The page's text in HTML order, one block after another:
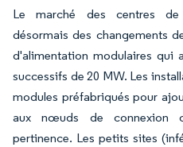
Le marché des centres de
désormais des changements
d'alimentation modulaires qui
successifs de 20 MW. Les
modules préfabriqués pour
aux nœuds de connexion
pertinence. Les petits sites